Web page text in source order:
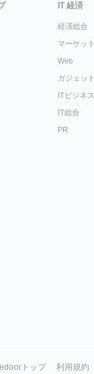
IT 経済
経済総合
マーケット
Web
ガジェット
ITビジネス
IT総合
PR
トップ 利用規約